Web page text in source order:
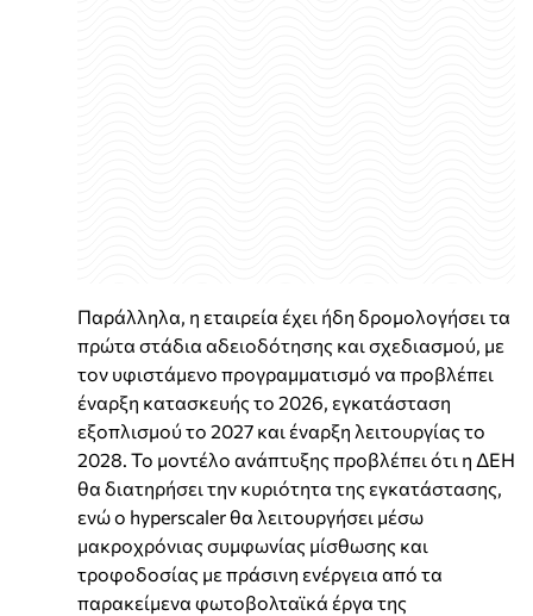
Παράλληλα, η εταιρεία έχει ήδη δρομολογήσει τα
πρώτα στάδια αδειοδότησης και σχεδιασμού, με
τον υφιστάμενο προγραμματισμό να προβλέπει
έναρξη κατασκευής το 2026, εγκατάσταση
εξοπλισμού το 2027 και έναρξη λειτουργίας το
2028. Το μοντέλο ανάπτυξης προβλέπει ότι η ΔΕΗ
θα διατηρήσει την κυριότητα της εγκατάστασης,
ενώ ο hyperscaler θα λειτουργήσει μέσω
μακροχρόνιας συμφωνίας μίσθωσης και
τροφοδοσίας με πράσινη ενέργεια από τα
παρακείμενα φωτοβολταϊκά έργα της